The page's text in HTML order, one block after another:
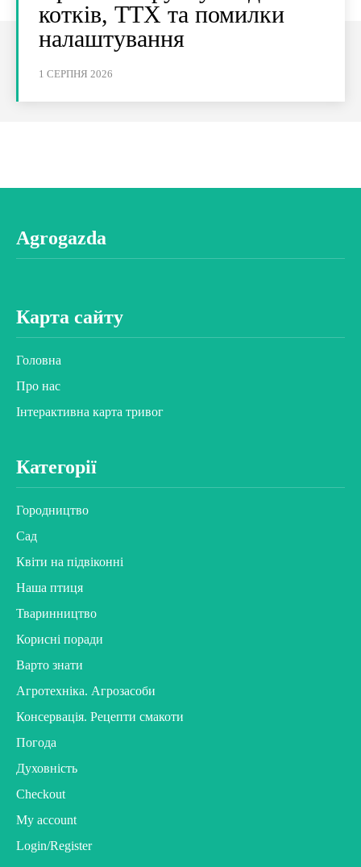
котків, ТТХ та помилки
налаштування
1 СЕРПНЯ 2026
Agrogazda
Карта сайту
Головна
Про нас
Інтерактивна карта тривог
Категорії
Городництво
Сад
Квіти на підвіконні
Наша птиця
Тваринництво
Корисні поради
Варто знати
Агротехніка. Агрозасоби
Консервація. Рецепти смакоти
Погода
Духовність
Checkout
My account
Login/Register